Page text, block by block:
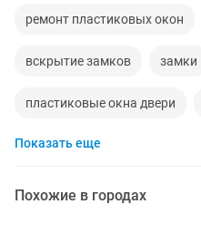
ремонт пластиковых окон
вскрытие замков замки
пластиковые окна двери
стеклопакеты
Показать еще
Похожие в городах